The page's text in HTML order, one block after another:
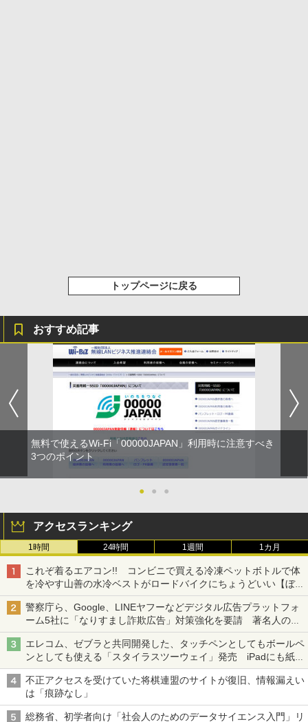
トップページに戻る
おすすめ記事
無料で使えるWi-Fi「00000JAPAN」利用時に注意すべき
3つのポイント
● ● ●
アクセスランキング
1時間 24時間 1週間 1カ月
これぞ着るエアコン!! コンビニで買える冷凍ペットボトルで体
を冷やす山善の水冷ベストがロードバイクにちょうどいい【ぼっ
ち・ざ・ろーど！その14】【空いた時間でなにしてる？】
警察庁ら、Google、LINEヤフーなどデジタル広告プラットフォ
ーム5社に「なりすまし詐欺広告」対策強化を要請 著名人の写
真や映像を使った投資詐欺などへの対策として
エレコム、ゼブラと共同開発した、タッチペンとしてもボールペ
ンとしても使える「スタイラスツーウェイ」発売 iPadにも紙に
も、持ち替えずに書き込める
不正アクセスを受けていた将棋連盟のサイトが復旧、情報漏えい
は「痕跡なし」
総務省、初学者向け「社会人のためのデータサイエンス入門」リ